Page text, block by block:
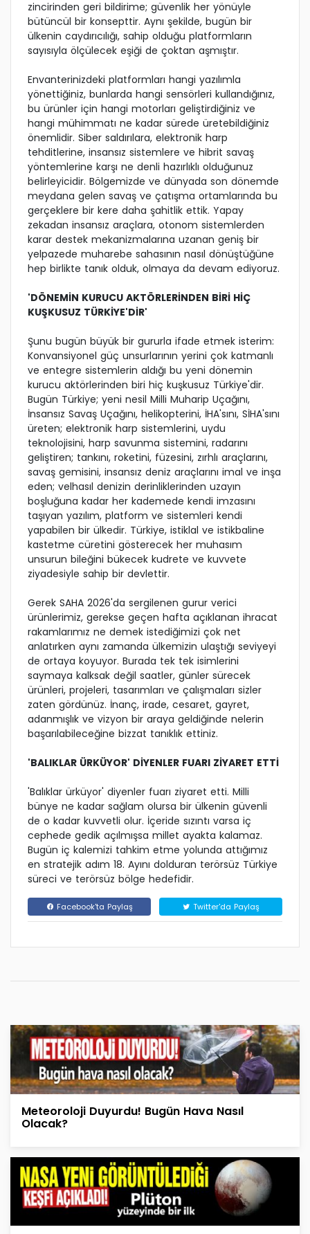
zincirinden geri bildirime; güvenlik her yönüyle
bütüncül bir konsepttir. Aynı şekilde, bugün bir
ülkenin caydırıcılığı, sahip olduğu platformların
sayısıyla ölçülecek eşiği de çoktan aşmıştır.
Envanterinizdeki platformları hangi yazılımla
yönettiğiniz, bunlarda hangi sensörleri kullandığınız,
bu ürünler için hangi motorları geliştirdiğiniz ve
hangi mühimmatı ne kadar sürede üretebildiğiniz
önemlidir. Siber saldırılara, elektronik harp
tehditlerine, insansız sistemlere ve hibrit savaş
yöntemlerine karşı ne denli hazırlıklı olduğunuz
belirleyicidir. Bölgemizde ve dünyada son dönemde
meydana gelen savaş ve çatışma ortamlarında bu
gerçeklere bir kere daha şahitlik ettik. Yapay
zekadan insansız araçlara, otonom sistemlerden
karar destek mekanizmalarına uzanan geniş bir
yelpazede muharebe sahasının nasıl dönüştüğüne
hep birlikte tanık olduk, olmaya da devam ediyoruz.
'DÖNEMİN KURUCU AKTÖRLERİNDEN BİRİ HİÇ
KUŞKUSUZ TÜRKİYE'DİR'
Şunu bugün büyük bir gururla ifade etmek isterim:
Konvansiyonel güç unsurlarının yerini çok katmanlı
ve entegre sistemlerin aldığı bu yeni dönemin
kurucu aktörlerinden biri hiç kuşkusuz Türkiye'dir.
Bugün Türkiye; yeni nesil Milli Muharip Uçağını,
İnsansız Savaş Uçağını, helikopterini, İHA'sını, SİHA'sını
üreten; elektronik harp sistemlerini, uydu
teknolojisini, harp savunma sistemini, radarını
geliştiren; tankını, roketini, füzesini, zırhlı araçlarını,
savaş gemisini, insansız deniz araçlarını imal ve inşa
eden; velhasıl denizin derinliklerinden uzayın
boşluğuna kadar her kademede kendi imzasını
taşıyan yazılım, platform ve sistemleri kendi
yapabilen bir ülkedir. Türkiye, istiklal ve istikbaline
kastetme cüretini gösterecek her muhasım
unsurun bileğini bükecek kudrete ve kuvvete
ziyadesiyle sahip bir devlettir.
Gerek SAHA 2026'da sergilenen gurur verici
ürünlerimiz, gerekse geçen hafta açıklanan ihracat
rakamlarımız ne demek istediğimizi çok net
anlatırken aynı zamanda ülkemizin ulaştığı seviyeyi
de ortaya koyuyor. Burada tek tek isimlerini
saymaya kalksak değil saatler, günler sürecek
ürünleri, projeleri, tasarımları ve çalışmaları sizler
zaten gördünüz. İnanç, irade, cesaret, gayret,
adanmışlık ve vizyon bir araya geldiğinde nelerin
başarılabileceğine bizzat tanıklık ettiniz.
'BALIKLAR ÜRKÜYOR' DİYENLER FUARI ZİYARET ETTİ
'Balıklar ürküyor' diyenler fuarı ziyaret etti. Milli
bünye ne kadar sağlam olursa bir ülkenin güvenli
de o kadar kuvvetli olur. İçeride sızıntı varsa iç
cephede gedik açılmışsa millet ayakta kalamaz.
Bugün iç kalemizi tahkim etme yolunda attığımız
en stratejik adım 18. Ayını dolduran terörsüz Türkiye
süreci ve terörsüz bölge hedefidir.
Facebook'ta Paylaş Twitter'da Paylaş
Meteoroloji Duyurdu! Bugün Hava Nasıl
Olacak?